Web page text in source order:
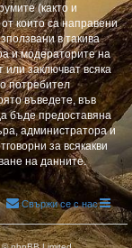
(както и
които са направени
в такива
и модераторите на
заключват всяка
потребител
въведете, във
бъде предоставяна
администратора и
за всякакви
на данните.
Свържи се с нас